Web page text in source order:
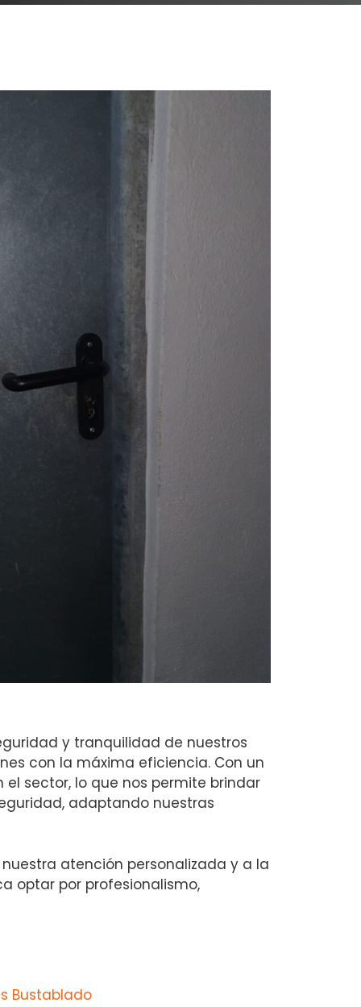
y tranquilidad de nuestros
con la máxima eficiencia. Con un
sector, lo que nos permite brindar
adaptando nuestras
atención personalizada y a la
optar por profesionalismo,
Bustablado